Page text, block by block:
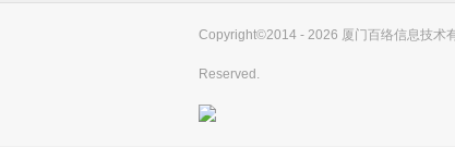
Copyright©2014 - 2026 厦门百络信息技术
Reserved.